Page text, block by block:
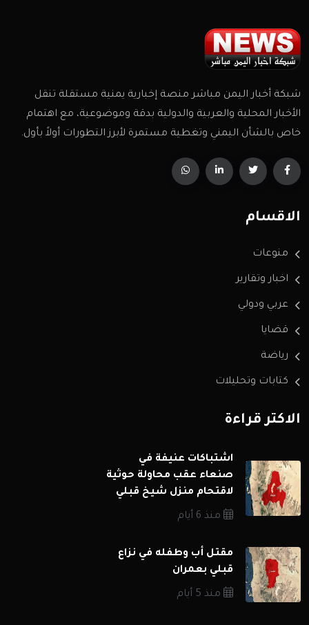
شبكة أخبار اليمن مباشر منصة إخبارية يمنية مستقلة تنقل
الأخبار المحلية والعربية والدولية بدقة وموضوعية، مع اهتمام
خاص بالشأن اليمني وتغطية مستمرة لأبرز التطورات أولاً بأول.
الاقسام
منوعات
اخبار وتقارير
عربي ودولي
قضايا
رياضة
كتابات وتحليلات
الاكثر قراءة
اشتباكات عنيفة في
صنعاء عقب محاولة حوثية
لاقتحام منزل شيخ قبلي
منذ 6 أيام
مقتل أب وطفله في نزاع
قبلي بعمران
منذ 5 أيام